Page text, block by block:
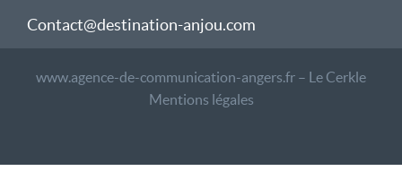
Contact@destination-anjou.com
www.agence-de-communication-angers.fr – Le Cerkle
Mentions légales